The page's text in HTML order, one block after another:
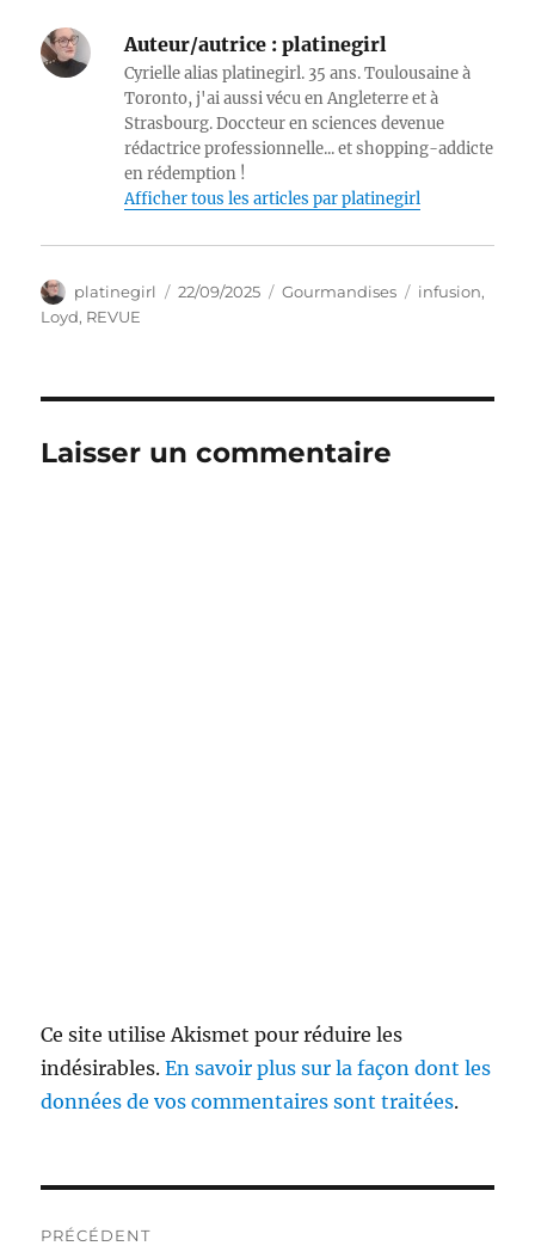
Auteur/autrice : platinegirl
Cyrielle alias platinegirl. 35 ans. Toulousaine à
Toronto, j'ai aussi vécu en Angleterre et à
Strasbourg. Doccteur en sciences devenue
rédactrice professionnelle... et shopping-addicte
en rédemption !
Afficher tous les articles par platinegirl
Auteur
platinegirl
Publié
22/09/2025 Catégories
Gourmandises Étiquettes
infusion,
Loyd, REVUE
Laisser un commentaire
Ce site utilise Akismet pour réduire les
indésirables.En savoir plus sur la façon dont les
données de vos commentaires sont traitées.
PRÉCÉDENT